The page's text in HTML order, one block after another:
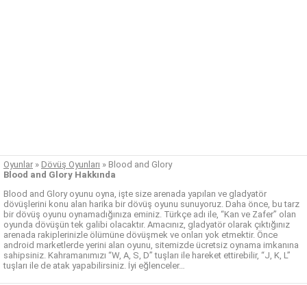
Oyunlar » Dövüş Oyunları » Blood and Glory
Blood and Glory Hakkında
Blood and Glory oyunu oyna, işte size arenada yapılan ve gladyatör
dövüşlerini konu alan harika bir dövüş oyunu sunuyoruz. Daha önce, bu tarz
bir dövüş oyunu oynamadığınıza eminiz. Türkçe adı ile, “Kan ve Zafer” olan
oyunda dövüşün tek galibi olacaktır. Amacınız, gladyatör olarak çıktığınız
arenada rakiplerinizle ölümüne dövüşmek ve onları yok etmektir. Önce
android marketlerde yerini alan oyunu, sitemizde ücretsiz oynama imkanına
sahipsiniz. Kahramanımızı “W, A, S, D” tuşları ile hareket ettirebilir, “J, K, L”
tuşları ile de atak yapabilirsiniz. İyi eğlenceler…